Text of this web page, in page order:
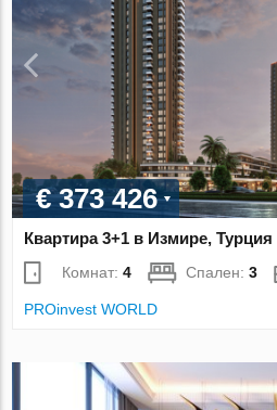
€ 373 426
Квартира 3+1 в Измире,
Комнат:4 Спален:3
PROinvest WORLD